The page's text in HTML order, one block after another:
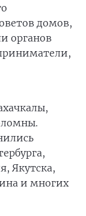
домов,
органов
Якутска,
и многих